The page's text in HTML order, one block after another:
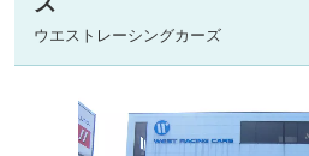
ウエストレーシングカーズ